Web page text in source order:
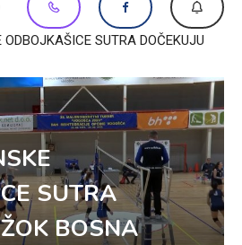
SUTRA DOČEKUJU
SUTRA
BOSNA